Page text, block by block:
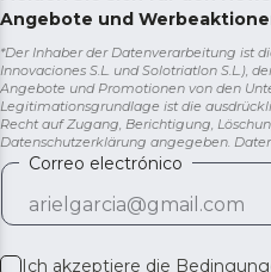
Angebote und
*Der Inhaber der Datenverarbeitung ist
Innovaciones S.L. und Solotriatlon S.L.),
Angebote und Promotionen von den
Legitimationsgrundlage ist die
Recht auf Zugang, Berichtigung,
Datenschutzerklärung angegeben.
Correo electrónico
Ich akzeptiere die